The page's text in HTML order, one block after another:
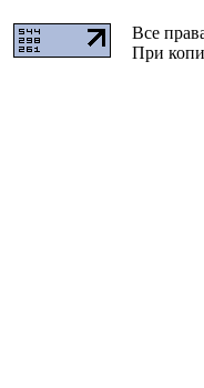
Все
При